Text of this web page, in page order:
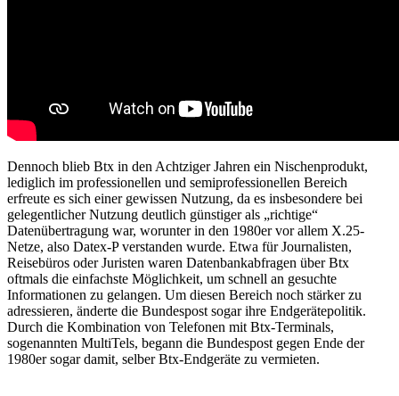
Dennoch blieb Btx in den Achtziger Jahren ein Nischenprodukt,
lediglich im professionellen und semiprofessionellen Bereich
erfreute es sich einer gewissen Nutzung, da es insbesondere bei
gelegentlicher Nutzung deutlich günstiger als „richtige“
Datenübertragung war, worunter in den 1980er vor allem X.25-
Netze, also Datex-P verstanden wurde. Etwa für Journalisten,
Reisebüros oder Juristen waren Datenbankabfragen über Btx
oftmals die einfachste Möglichkeit, um schnell an gesuchte
Informationen zu gelangen. Um diesen Bereich noch stärker zu
adressieren, änderte die Bundespost sogar ihre Endgerätepolitik.
Durch die Kombination von Telefonen mit Btx-Terminals,
sogenannten MultiTels, begann die Bundespost gegen Ende der
1980er sogar damit, selber Btx-Endgeräte zu vermieten.